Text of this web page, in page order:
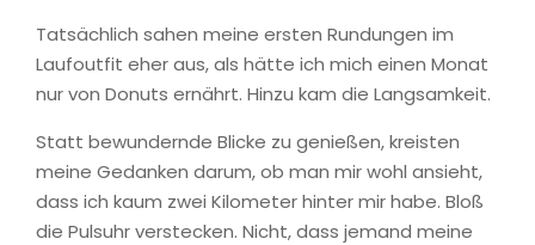
Tatsächlich sahen meine ersten Rundungen im
Laufoutfit eher aus, als hätte ich mich einen Monat
nur von Donuts ernährt. Hinzu kam die Langsamkeit.
Statt bewundernde Blicke zu genießen, kreisten
meine Gedanken darum, ob man mir wohl ansieht,
dass ich kaum zwei Kilometer hinter mir habe. Bloß
die Pulsuhr verstecken. Nicht, dass jemand meine